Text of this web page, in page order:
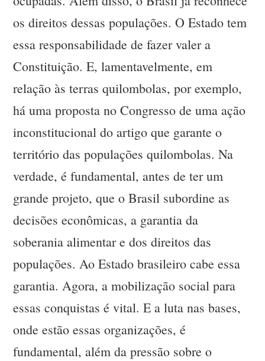
os direitos dessas populações. O Estado tem
essa responsabilidade de fazer valer a
Constituição. E, lamentavelmente, em
relação às terras quilombolas, por exemplo,
há uma proposta no Congresso de uma ação
inconstitucional do artigo que garante o
território das populações quilombolas. Na
verdade, é fundamental, antes de ter um
grande projeto, que o Brasil subordine as
decisões econômicas, a garantia da
soberania alimentar e dos direitos das
populações. Ao Estado brasileiro cabe essa
garantia. Agora, a mobilização social para
essas conquistas é vital. E a luta nas bases,
onde estão essas organizações, é
fundamental, além da pressão sobre o